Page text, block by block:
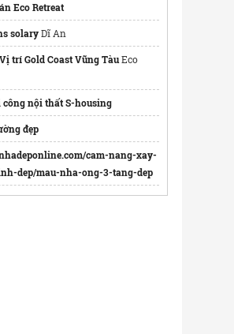
Eco Retreat
solaryDĩ An
Vị trí Gold Coast Vũng TàuEco
công nội thất S-housing
đẹp
cam-nang-xay-
dep/mau-nha-ong-3-tang-dep